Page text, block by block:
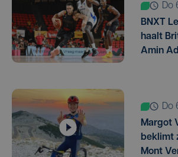
BNXT
haalt
Amin
Margot
beklimt
Mont